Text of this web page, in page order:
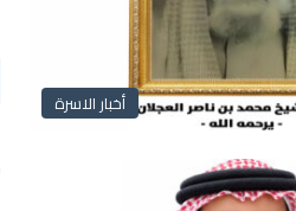
أخبار الاسرة